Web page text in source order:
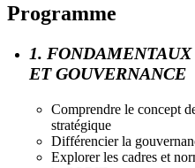
Programme
1.
ET GOUVERNANCE
Comprendre le concept
stratégique
Différencier la
Explorer les cadres et